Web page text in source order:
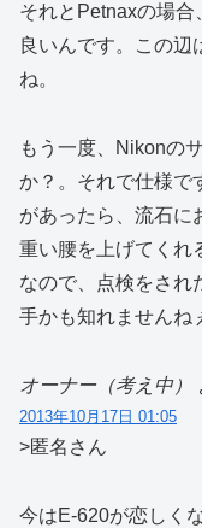
それとPetnaxの場
良いんです。この辺
ね。
もう一度、Nikonの
か？。それで仕様で
があったら、流石に
重い腰を上げてくれ
なので、点検をされ
手かも知れませんね
オーナー（考え中）
2013年10月17日 01:05
>匿名さん
今はE-620が恋しく